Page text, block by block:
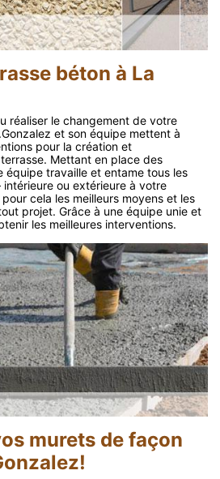
béton à La
réaliser le changement de votre
et son équipe mettent à
pour la création et
Mettant en place des
équipe travaille et entame tous les
ou extérieure à votre
cela les meilleurs moyens et les
projet. Grâce à une équipe unie et
les meilleures interventions.
murets de façon